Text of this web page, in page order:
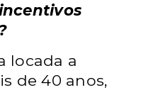
locada a
de 40 anos,